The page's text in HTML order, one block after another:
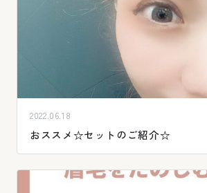
2022.06.18
おススメ☆セットのご紹介☆